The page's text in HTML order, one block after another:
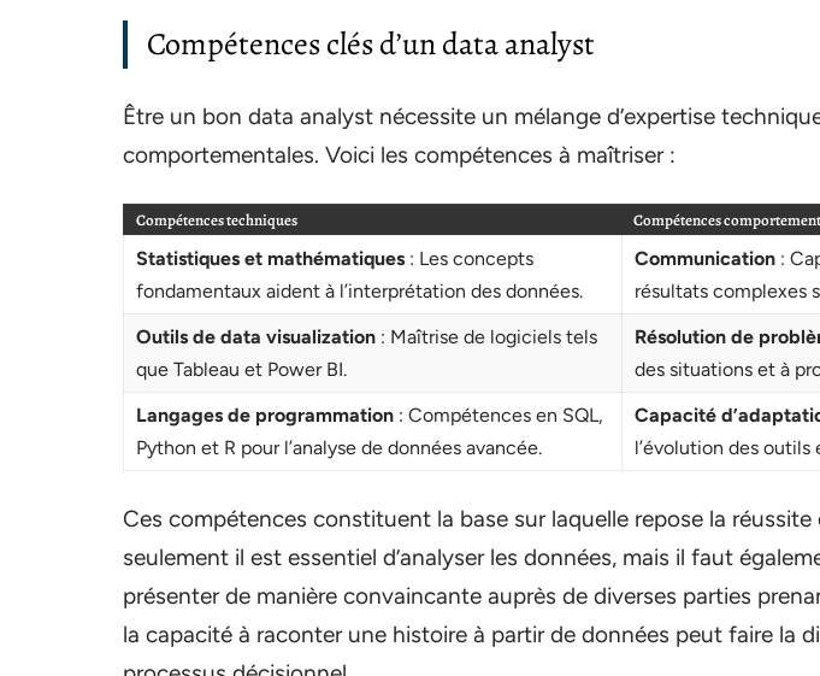
Compétences clés d’un data analyst
Être un bon data analyst nécessite un mélange d’expertise
comportementales. Voici les compétences à maîtriser :
Compétences techniques Compétences
Statistiques et mathématiques : Les concepts
fondamentaux aident à l’interprétation des données.
Communication :
résultats complexes
Outils de data visualization : Maîtrise de logiciels tels
que Tableau et Power BI.
Résolution de
des situations et à
Langages de programmation : Compétences en SQL,
Python et R pour l’analyse de données avancée.
Capacité
l’évolution des
Ces compétences constituent la base sur laquelle repose la réussite
seulement il est essentiel d’analyser les données, mais il faut
présenter de manière convaincante auprès de diverses parties
la capacité à raconter une histoire à partir de données peut faire la